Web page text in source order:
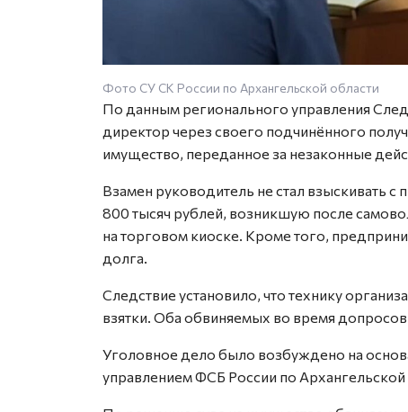
Фото СУ СК России по Архангельской области
По данным регионального управления
директор через своего подчинённого
имущество, переданное за незаконные
Взамен руководитель не стал взыскивать
800 тысяч рублей, возникшую после
на торговом киоске. Кроме того,
долга.
Следствие установило, что технику
взятки. Оба обвиняемых во время
Уголовное дело было возбуждено на
управлением ФСБ России по Архангельской